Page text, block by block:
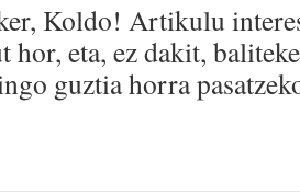
Koldo! Artikulu
hor, eta, ez dakit,
guztia horra